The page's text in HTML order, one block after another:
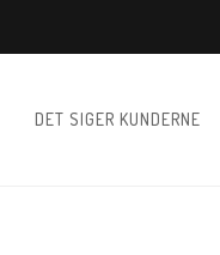
DET SIGER KUNDERNE